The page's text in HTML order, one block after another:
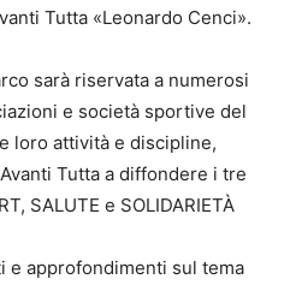
Tutta «Leonardo Cenci».
sarà riservata a numerosi
e società sportive del
loro attività e discipline,
Tutta a diffondere i tre
SALUTE e SOLIDARIETÀ
e approfondimenti sul tema